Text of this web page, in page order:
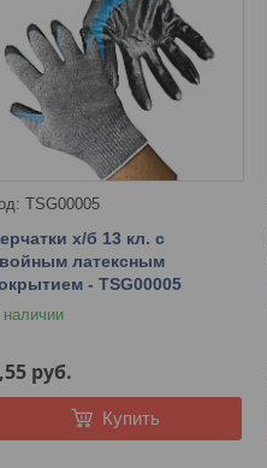
TSG00005
х/б 13 кл. с
латексным
- TSG00005
наличии
руб.
Купить